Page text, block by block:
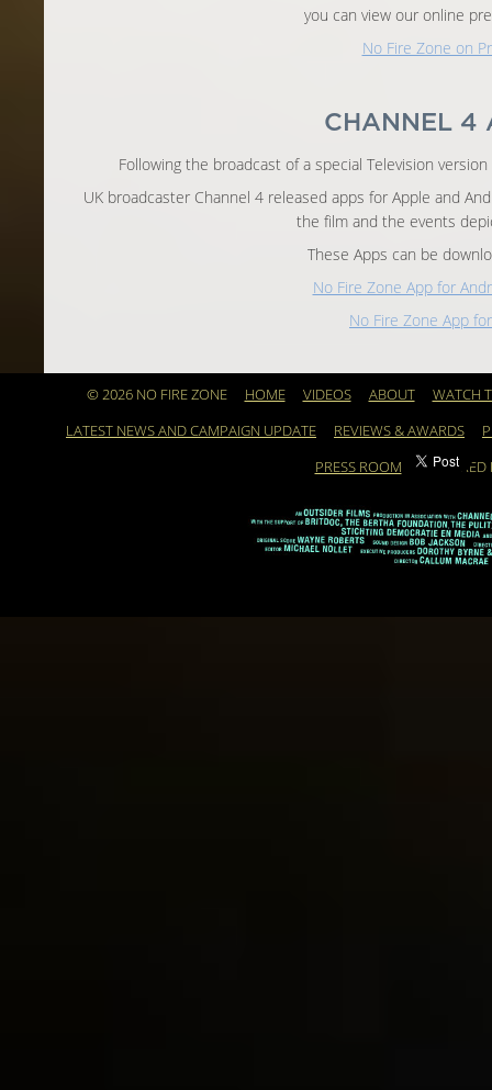
you can view our online
No Fire Zone on
CHANNEL 4
Following the broadcast of a special Television
UK broadcaster Channel 4 released apps for Apple and
the film and the events
These Apps can be
No Fire Zone App for
No Fire Zone App
© 2026 NO FIRE ZONE HOME VIDEOS ABOUT WATCH
LATEST NEWS AND CAMPAIGN UPDATE REVIEWS & AWARDS
PRESS ROOM POWERED